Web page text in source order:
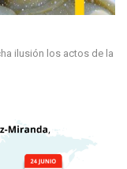
ilusión los actos de la